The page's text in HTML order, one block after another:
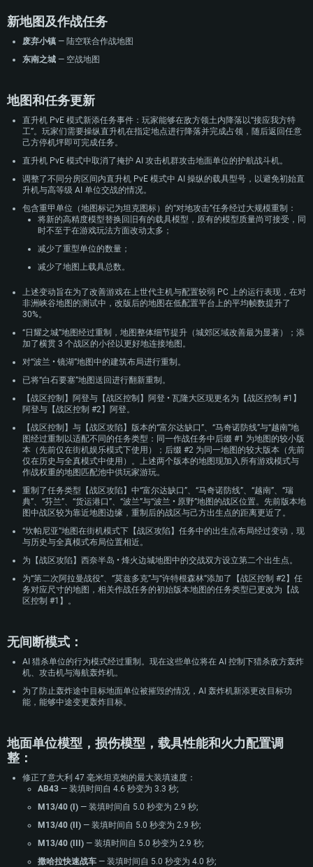
新地图及作战任务
废弃小镇 — 陆空联合作战地图
东南之城 — 空战地图
地图和任务更新
直升机 PvE 模式新添任务事件：玩家能够在敌方领土内降落以“接应我方特
工”。玩家们需要操纵直升机在指定地点进行降落并完成占领，随后返回任意
己方停机坪即可完成任务。
直升机 PvE 模式中取消了掩护 AI 攻击机群攻击地面单位的护航战斗机。
调整了不同分房区间内直升机 PvE 模式中 AI 操纵的载具型号，以避免初始直
升机与高等级 AI 单位交战的情况。
包含重甲单位（地图标记为坦克图标）的“对地攻击”任务经过大规模重制：
将新的高精度模型替换回旧有的载具模型，原有的模型质量尚可接受，同
时不至于在游戏玩法方面改动太多；
减少了重型单位的数量；
减少了地图上载具总数。
上述变动旨在为了改善游戏在上世代主机与配置较弱 PC 上的运行表现，在对
非洲峡谷地图的测试中，改版后的地图在低配置平台上的平均帧数提升了
30%。
“日耀之城”地图经过重制，地图整体细节提升（城郊区域改善最为显著）；添
加了横贯 3 个战区的小径以更好地连接地图。
对“波兰 • 镜湖”地图中的建筑布局进行重制。
已将“白石要塞”地图送回进行翻新重制。
【战区控制】阿登与【战区控制】阿登 • 瓦隆大区现更名为【战区控制 #1】
阿登与【战区控制 #2】阿登。
【战区控制】与【战区攻陷】版本的“富尔达缺口”、“马奇诺防线”与“越南”地
图经过重制以适配不同的任务类型：同一作战任务中后缀 #1 为地图的较小版
本（先前仅在街机娱乐模式下使用）；后缀 #2 为同一地图的较大版本（先前
仅在历史与全真模式中使用）。上述两个版本的地图现加入所有游戏模式与
作战权重的地图匹配池中供玩家游玩。
重制了任务类型【战区攻陷】中“富尔达缺口”、“马奇诺防线”、“越南”、“瑞
典”、“芬兰”、“货运港口”、“波兰”与“波兰 • 原野”地图的战区位置。先前版本地
图中战区较为靠近地图边缘，重制后的战区与己方出生点的距离更近了。
“坎帕尼亚”地图在街机模式下【战区攻陷】任务中的出生点布局经过变动，现
与历史与全真模式布局位置相近。
为【战区攻陷】西奈半岛 • 烽火边城地图中的交战双方设立第二个出生点。
为“第二次阿拉曼战役”、“莫兹多克”与“许特根森林”添加了【战区控制 #2】任
务对应尺寸的地图，相关作战任务的初始版本地图的任务类型已更改为【战
区控制 #1】。
无间断模式：
AI 猎杀单位的行为模式经过重制。现在这些单位将在 AI 控制下猎杀敌方轰炸
机、攻击机与海航轰炸机。
为了防止轰炸途中目标地面单位被摧毁的情况，AI 轰炸机新添更改目标功
能，能够中途变更轰炸目标。
地面单位模型，损伤模型，载具性能和火力配置调
整：
修正了意大利 47 毫米坦克炮的最大装填速度：
AB43 — 装填时间自 4.6 秒变为 3.3 秒;
M13/40 (I) — 装填时间自 5.0 秒变为 2.9 秒;
M13/40 (II) — 装填时间自 5.0 秒变为 2.9 秒;
M13/40 (III) — 装填时间自 5.0 秒变为 2.9 秒;
撒哈拉快速战车 — 装填时间自 5.0 秒变为 4.0 秒;